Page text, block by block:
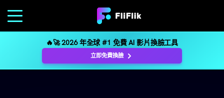
🔥🚀 2026 年全球 #1 免費 AI 影片換臉工具
立即免費換臉